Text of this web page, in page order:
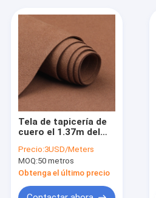
Tela de tapicería de
cuero el 1.37m del
Eco para la ropa
Precio:3USD/Meters
MOQ:50 metros
Obtenga el último precio